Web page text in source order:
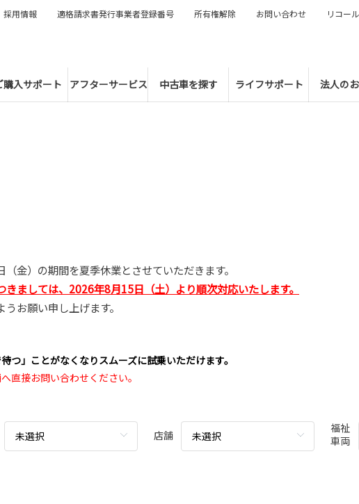
購入サポート アフターサービス 中古車を探す ライフサポート 法人の
採用情報 適格請求書発行事業者登録番号 所有権解除 お問い合わせ リコー
金）の期間を夏季休業とさせていただきます。
ましては、2026年8月15日（土）より順次対応いたします。
お願い申し上げます。
つ」ことがなくなりスムーズに試乗いただけます。
直接お問い合わせください。
未選択 店舗 未選択
福祉
車両